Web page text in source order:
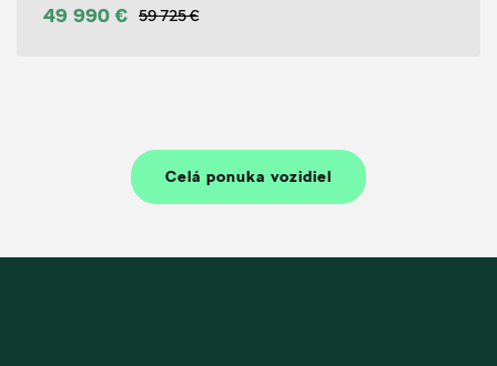
49 990 € 59 725 €
Celá ponuka vozidiel